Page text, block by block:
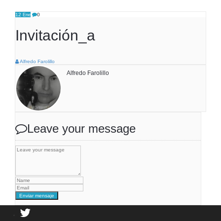
12 Ene 0
Invitación_a
Alfredo Farolillo
Alfredo Farolillo
Leave your message